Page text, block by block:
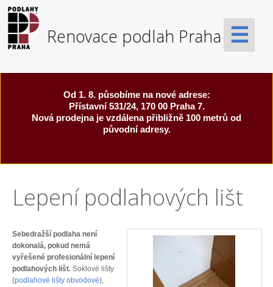
☰
Od 1. 8. působíme na nové adrese:
Přístavní 531/24, 170 00 Praha 7.
Nová prodejna je vzdálena přibližně 100 metrů od
původní adresy.
Lepení podlahových lišt
Sebedražší podlaha není
dokonalá, pokud nemá
vyřešené profesionální lepení
podlahových lišt. Soklové lišty
(podlahové lišty obvodové),